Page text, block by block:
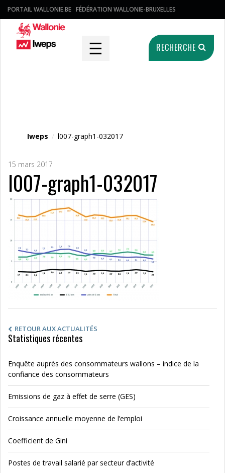
PORTAIL WALLONIE.BE FÉDÉRATION WALLONIE-BRUXELLES
☰ RECHERCHE
Iweps / l007-graph1-032017
15 mars 2017
l007-graph1-032017
RETOUR AUX ACTUALITÉS
Statistiques récentes
Enquête auprès des consommateurs wallons – indice de la
confiance des consommateurs
Emissions de gaz à effet de serre (GES)
Croissance annuelle moyenne de l’emploi
Coefficient de Gini
Postes de travail salarié par secteur d’activité